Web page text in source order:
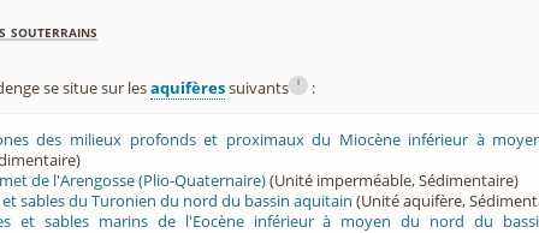
souterrains
se situe sur lesaquifèressuivants i :
des milieux profonds et proximaux du Miocène inférieur à
de l'Arengosse (Plio-Quaternaire)(Unité imperméable, Sédimentaire)
et sables du Turonien du nord du bassin aquitain (Unité aquifère,
et sables marins de l'Eocène inférieur à moyen du nord du